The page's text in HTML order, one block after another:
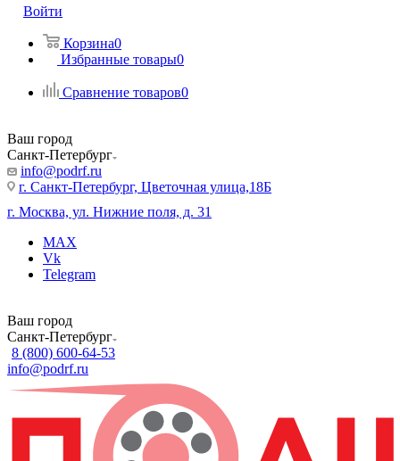
Войти
Корзина0
Избранные товары0
Сравнение товаров0
Ваш город
Санкт-Петербург
info@podrf.ru
г. Санкт-Петербург, Цветочная улица,18Б
г. Москва, ул. Нижние поля, д. 31
MAX
Vk
Telegram
Ваш город
Санкт-Петербург
8 (800) 600-64-53
info@podrf.ru